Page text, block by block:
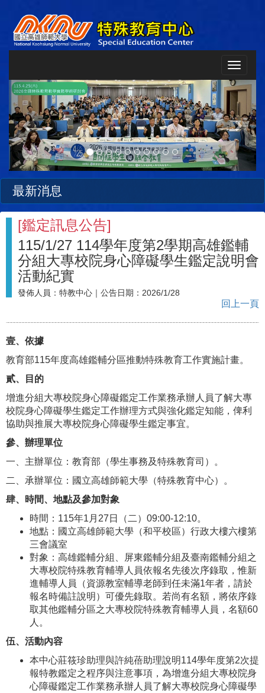
Toggle
Previous Next
最新消息
[鑑定訊息公告]
115/1/27 114學年度第2學期高雄鑑輔
分組大專校院身心障礙學生鑑定說明會
活動紀實
發佈人員： 特教中心 ｜公告日期： 2026/1/28
回上一頁
壹、依據
教育部115年度高雄鑑輔分區推動特殊教育工作實施計畫。
貳、目的
增進分組大專校院身心障礙鑑定工作業務承辦人員了解大專
校院身心障礙學生鑑定工作辦理方式與強化鑑定知能，俾利
協助與推展大專校院身心障礙學生鑑定事宜。
參、辦理單位
一、主辦單位：教育部（學生事務及特殊教育司）。
二、承辦單位：國立高雄師範大學（特殊教育中心）。
肆、時間、地點及參加對象
時間：115年1月27日（二）09:00-12:10。
地點：國立高雄師範大學（和平校區）行政大樓六樓第
三會議室
對象：高雄鑑輔分組、屏東鑑輔分組及臺南鑑輔分組之
大專校院特殊教育輔導人員依報名先後次序錄取，惟新
進輔導人員（資源教室輔導老師到任未滿1年者，請於
報名時備註說明）可優先錄取。若尚有名額，將依序錄
取其他鑑輔分區之大專校院特殊教育輔導人員，名額60
人。
伍、活動內容
本中心莊筱珍助理與許純蓓助理說明114學年度第2次提
報特教鑑定之程序與注意事項，為增進分組大專校院身
心障礙鑑定工作業務承辦人員了解大專校院身心障礙學